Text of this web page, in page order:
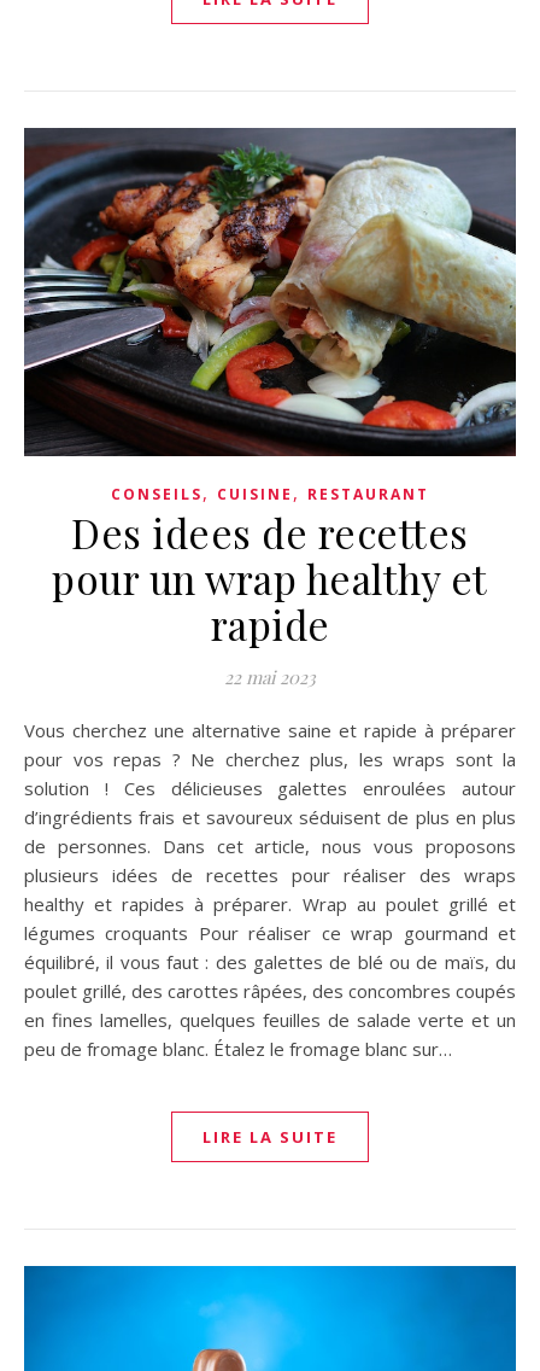
CONSEILS, CUISINE , RESTAURANT
Des idees de recettes
pour un wrap healthy et
rapide
22 mai 2023
Vous cherchez une alternative saine et rapide à préparer
pour vos repas ? Ne cherchez plus, les wraps sont la
solution ! Ces délicieuses galettes enroulées autour
d’ingrédients frais et savoureux séduisent de plus en plus
de personnes. Dans cet article, nous vous proposons
plusieurs idées de recettes pour réaliser des wraps
healthy et rapides à préparer. Wrap au poulet grillé et
légumes croquants Pour réaliser ce wrap gourmand et
équilibré, il vous faut : des galettes de blé ou de maïs, du
poulet grillé, des carottes râpées, des concombres coupés
en fines lamelles, quelques feuilles de salade verte et un
peu de fromage blanc. Étalez le fromage blanc sur…
LIRE LA SUITE